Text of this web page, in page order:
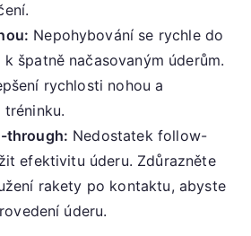
Nepohybování se rychle do
špatně načasovaným úderům.
rychlosti nohou a
through: Nedostatek follow-
efektivitu úderu. Zdůrazněte
rakety po kontaktu, abyste
úderu.